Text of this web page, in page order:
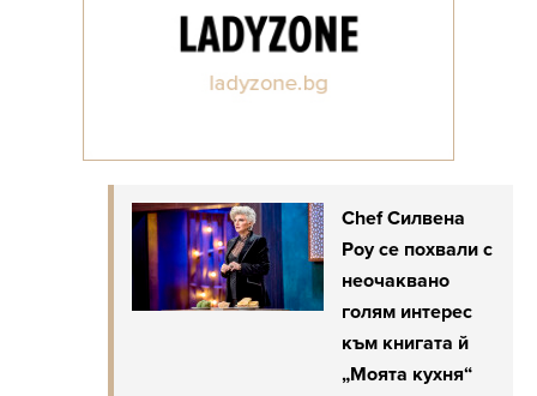
Chef Силвена
Роу се похвали с
неочаквано
голям интерес
към книгата й
„Моята кухня“